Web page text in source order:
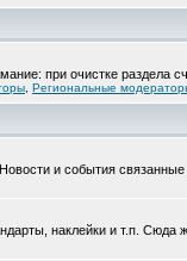
при очистке раздела
Региональные
и события
наклейки и т.п.